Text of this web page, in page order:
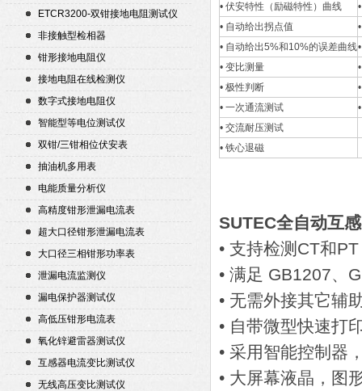
平表/电平振荡器
ETCR3200-双钳接地电阻测试仪
非接触型检相器
钳形接地电阻仪
接地电阻在线检测仪
数字式接地电阻仪
智能型等电位测试仪
双钳/三钳相位伏安表
抽油机多用表
电能质量分析仪
高精度钳形泄漏电流表
超大口径钳形泄漏电流表
大口径三相钳形功率表
泄漏电流监测仪
漏电保护器测试仪
高低压钳形电流表
氧化锌避雷器测试仪
互感器电流变比测试仪
无线高压变比测试仪
• 伏安特性（励磁特性）曲线
• 自动给出拐点值
• 自动给出5%和10%的误差曲线
• 变比测量
• 极性判断
• 一次通流测试
• 交流耐压测试
• 铁心退磁
SUTEC全自动互
• 支持检测CT和PT
• 满足 GB1207、
• 无需外接其它辅
• 自带微型快速打
• 采用智能控制器
• 大屏幕液晶，图